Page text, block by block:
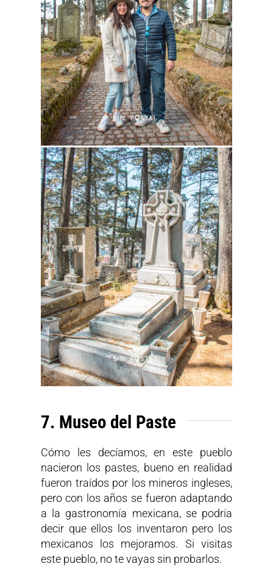
7. Museo del Paste
Cómo les decíamos, en este pueblo
nacieron los pastes, bueno en realidad
fueron traídos por los mineros ingleses,
pero con los años se fueron adaptando
a la gastronomía mexicana, se podría
decir que ellos los inventaron pero los
mexicanos los mejoramos. Si visitas
este pueblo, no te vayas sin probarlos.